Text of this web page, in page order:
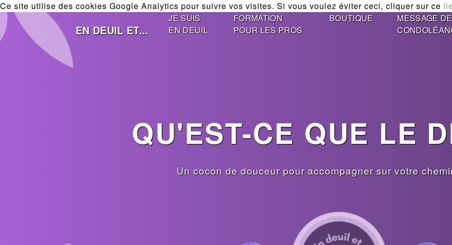
Ce site utilise des cookies Google Analytics pour suivre vos visites. Si vous voulez éviter ceci, cliquer sur ce
EN DEUIL ET...
JE SUIS
EN DEUIL
FORMATION
POUR LES PROS
BOUTIQUE
MESSAGE DE
QU'EST-CE QUE LE
Un cocon de douceur pour accompagner sur votre